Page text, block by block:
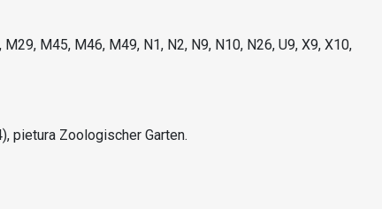
M45, M46, M49, N1, N2, N9, N10, N26, U9, X9, X10,
pietura Zoologischer Garten.